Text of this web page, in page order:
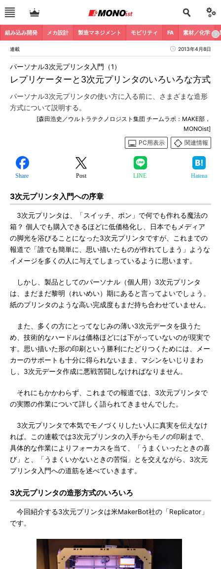
組み込み開発 メカ設計 製造マネジメント モビリティ FA 素材／化学
連載 2013年4月8日
レプリケーターと3次元プリンタのいろいろな方式
パーソナル3次元プリンタ入門（1）
パーソナル3次元プリンタの使い方に入る前に、さまざまな造形
方式について説明する。
[森田浩史／ウルトラテクノロジスト集団 チームラボ：MAKE部，
MONOist]
PC用表示
関連情報
Share Post LINE Hatena
3次元プリンタ入門への序章
3次元プリンタは、「スイッチ、ポン」で何でも作れる魔法の
箱？ 個人でも購入できるほどに低価格化し、日本でもメディア
の脚光を浴びることになった3次元プリンタですが、これまでの
報道で「誰でも簡単に、思い描いたものが作れてしまう」ような
イメージを多くの人に与えてしまっているように思います。
しかし、製品としてのパーソナル（個人用）3次元プリンタ
は、まだまだ黎明（れいめい）期にあると言ってよいでしょう。
紙のプリンタのような高い完成度もまだ持ち合わせていません。
また、多くの方にとってなじみの薄い3次元データを扱うた
め、技術的なハードルは価格ほどには下がっていないのが現実で
す。思い描いた形の印刷という勝利にたどりつくためには、メー
カーのサポートも十分に得られないまま、マシンをいじりまわ
し、3次元データ作成に悪戦苦闘しなければなりません。
それにもかかわらず、これまでの報道では、3次元プリンタで
の実際の作業について詳しく語られてきませんでした。
3次元プリンタで本気でモノづくりしたい人に真実を伝えなけ
れば。この連載では3次元プリンタの入手からモノの印刷まで、
具体的な作業によりフォーカスを当て、「うまくいったときの喜
び」と、「うまくいかないときの苦悩」とを交えながら、3次元
プリンタ入門への道筋を述べていきます。
3次元プリンタの造形方式のいろいろ
今回紹介する3次元プリンタは米MakerBot社の「Replicator」
です。